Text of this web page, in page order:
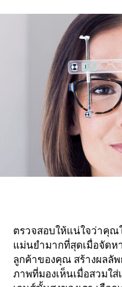
ตรวจสอบให้แน่ใจว่าคุ
แม่นยำมากที่สุดเมื่อจัดห
ลูกค้าของคุณ สร้างผล
ภาพที่มองเห็นเมื่อสวมใ